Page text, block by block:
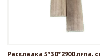
Раскладка 5*30*2900 липа,